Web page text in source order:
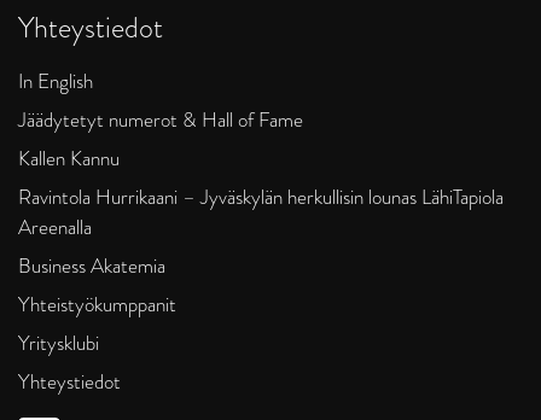
Yhteystiedot
In English
Jäädytetyt numerot & Hall of Fame
Kallen Kannu
Ravintola Hurrikaani – Jyväskylän herkullisin lounas LähiTapiola
Areenalla
Business Akatemia
Yhteistyökumppanit
Yritysklubi
Yhteystiedot